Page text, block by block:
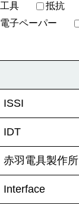
工具
抵抗
電子ペーパー
ISSI
IDT
赤羽電具製作所
Interface